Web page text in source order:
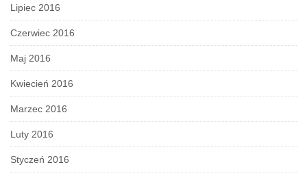
Lipiec 2016
Czerwiec 2016
Maj 2016
Kwiecień 2016
Marzec 2016
Luty 2016
Styczeń 2016